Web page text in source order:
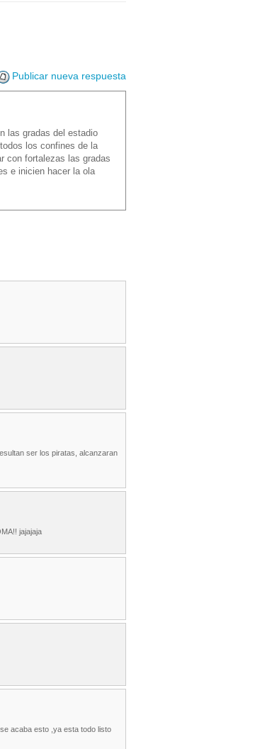
Publicar nueva respuesta
las gradas del estadio
los confines de la
con fortalezas las gradas
e inicien hacer la ola
ser los piratas, alcanzaran
jajajaja
acaba esto ,ya esta todo listo